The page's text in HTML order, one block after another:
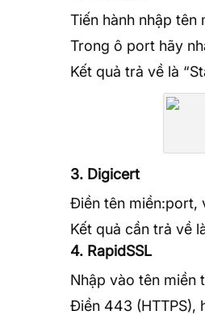
Tiến hành nhập tên
Trong ô port hãy
Kết quả trả về là
3. Digicert
Điền tên miền:port,
Kết quả cần trả về
4. RapidSSL
Nhập vào tên miền
Điền 443 (HTTPS),